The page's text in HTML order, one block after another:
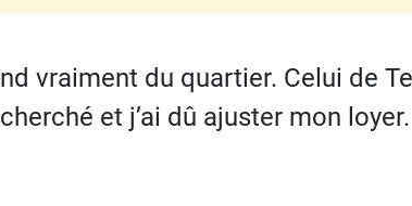
vraiment du quartier. Celui de
et j’ai dû ajuster mon loyer.